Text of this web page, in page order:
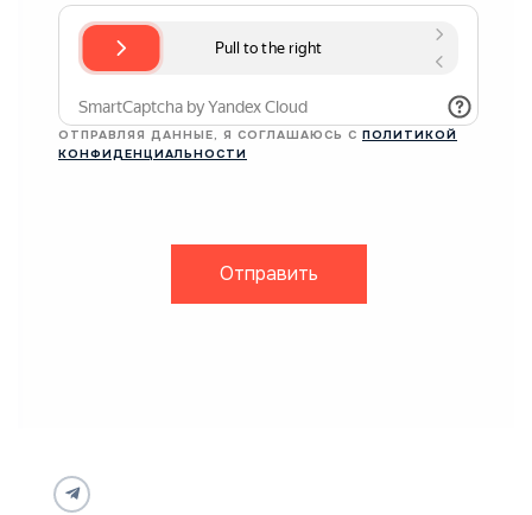
ОТПРАВЛЯЯ ДАННЫЕ, Я СОГЛАШАЮСЬ С ПОЛИТИКОЙ
КОНФИДЕНЦИАЛЬНОСТИ
Отправить